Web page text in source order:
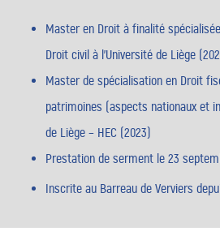
Master en Droit à finalité
Droit civil à l’Université de Liège
Master de spécialisation en Droit
patrimoines (aspects nationaux et
de Liège – HEC (2023)
Prestation de serment le 23
Inscrite au Barreau de Verviers